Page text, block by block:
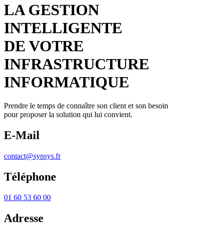
LA GESTION
INTELLIGENTE
DE VOTRE
INFRASTRUCTURE
INFORMATIQUE
Prendre le temps de connaître son client et son besoin
pour proposer la solution qui lui convient.
E-Mail
contact@synsys.fr
Téléphone
01 60 53 60 00
Adresse